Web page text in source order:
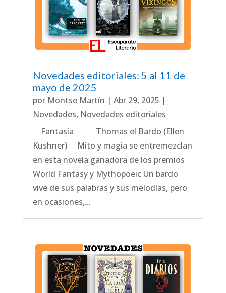
Novedades editoriales: 5 al 11 de
mayo de 2025
por Montse Martín | Abr 29, 2025 |
Novedades, Novedades editoriales
Fantasía Thomas el Bardo (Ellen
Kushner) Mito y magia se entremezclan
en esta novela ganadora de los premios
World Fantasy y Mythopoeic Un bardo
vive de sus palabras y sus melodías, pero
en ocasiones,...